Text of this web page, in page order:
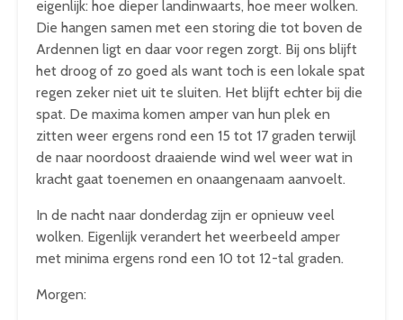
eigenlijk: hoe dieper landinwaarts, hoe meer wolken.
Die hangen samen met een storing die tot boven de
Ardennen ligt en daar voor regen zorgt. Bij ons blijft
het droog of zo goed als want toch is een lokale spat
regen zeker niet uit te sluiten. Het blijft echter bij die
spat. De maxima komen amper van hun plek en
zitten weer ergens rond een 15 tot 17 graden terwijl
de naar noordoost draaiende wind wel weer wat in
kracht gaat toenemen en onaangenaam aanvoelt.
In de nacht naar donderdag zijn er opnieuw veel
wolken. Eigenlijk verandert het weerbeeld amper
met minima ergens rond een 10 tot 12-tal graden.
Morgen: